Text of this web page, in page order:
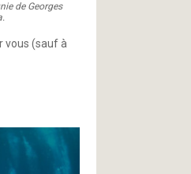
de Georges
vous (sauf à